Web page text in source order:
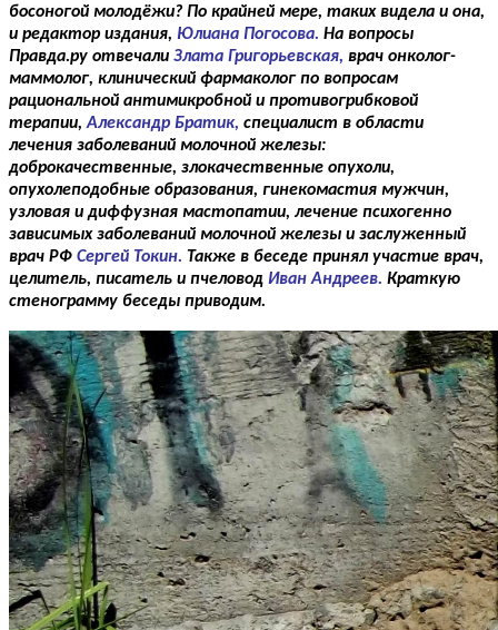
босоногой молодёжи? По крайней мере, таких видела и она,
и редактор издания, Юлиана Погосова. На вопросы
Правда.ру отвечали Злата Григорьевская, врач онколог-
маммолог, клинический фармаколог по вопросам
рациональной антимикробной и противогрибковой
терапии,Александр Братик, специалист в области
лечения заболеваний молочной железы:
доброкачественные, злокачественные опухоли,
опухолеподобные образования, гинекомастия мужчин,
узловая и диффузная мастопатии, лечение психогенно
зависимых заболеваний молочной железы и заслуженный
врач РФ Сергей Токин. Также в беседе принял участие врач,
целитель, писатель и пчеловод Иван Андреев. Краткую
стенограмму беседы приводим.